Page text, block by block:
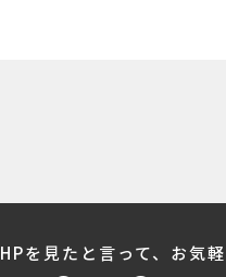
HPを見たと言って、お気